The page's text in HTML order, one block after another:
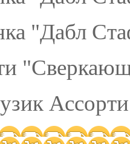
"Дабл